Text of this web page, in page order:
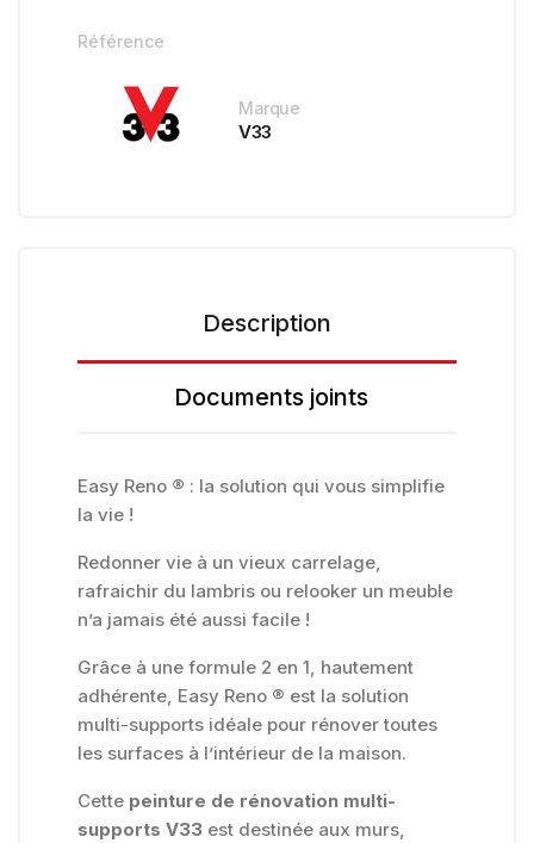
Référence
Marque
V33
Description
Documents joints
Easy Reno ® : la solution qui vous simplifie
la vie !
Redonner vie à un vieux carrelage,
rafraichir du lambris ou relooker un meuble
n’a jamais été aussi facile !
Grâce à une formule 2 en 1, hautement
adhérente, Easy Reno ® est la solution
multi-supports idéale pour rénover toutes
les surfaces à l’intérieur de la maison.
Cette peinture de rénovation multi-
supports V33 est destinée aux murs,